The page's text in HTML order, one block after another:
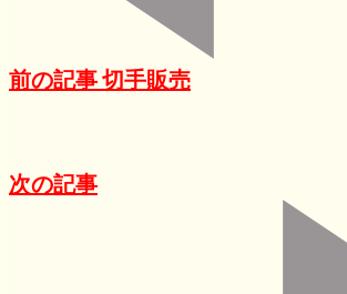
前の記事切手販売
次の記事